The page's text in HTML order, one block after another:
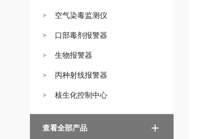
空气染毒监测仪
口部毒剂报警器
生物报警器
丙种射线报警器
核生化控制中心
查看全部产品